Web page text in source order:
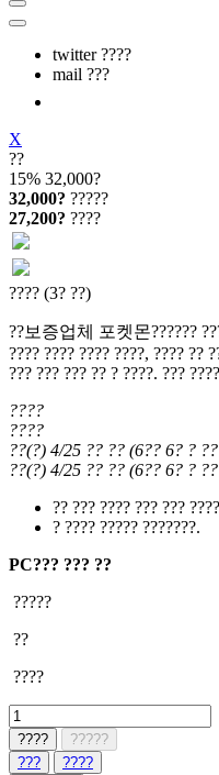
twitter ????
mail ???
X
??
15% 32,000?
32,000? ?????
27,200? ????
???? (3? ??)
??보증업체 포켓몬?????? ???
???? ???? ???? ????, ???? ??
??? ??? ??? ?? ? ????. ???
????
????
??(?) 4/25 ?? ?? (6?? 6? ?
??(?) 4/25 ?? ?? (6?? 6? ?
?? ??? ???? ??? ???
? ???? ????? ???????.
PC??? ??? ??
?????
??
????
????
?????
???
????